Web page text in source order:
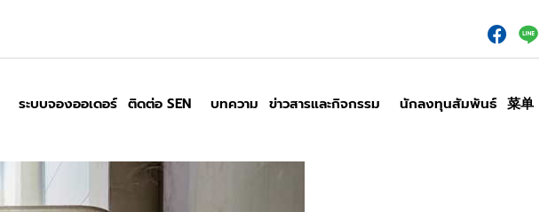
ระบบจองออเดอร์ ติดต่อ SEN บทความ ข่าวสารและกิจกรรม นักลงทุนสัมพันธ์ 菜单